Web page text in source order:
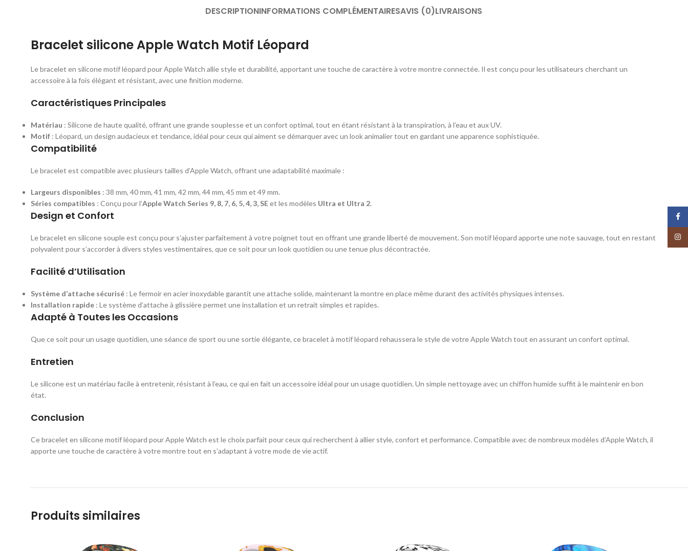
DESCRIPTIONINFORMATIONS COMPLÉMENTAIRESAVIS (0)LIVRAISONS
Bracelet silicone Apple Watch Motif Léopard
Le bracelet en silicone motif léopard pour Apple Watch allie style et durabilité, apportant une touche de caractère à votre montre connectée. Il est conçu pour les utilisateurs cherchant un
accessoire à la fois élégant et résistant, avec une finition moderne.
Caractéristiques Principales
Matériau : Silicone de haute qualité, offrant une grande souplesse et un confort optimal, tout en étant résistant à la transpiration, à l’eau et aux UV.
Motif : Léopard, un design audacieux et tendance, idéal pour ceux qui aiment se démarquer avec un look animalier tout en gardant une apparence sophistiquée.
Compatibilité
Le bracelet est compatible avec plusieurs tailles d’Apple Watch, offrant une adaptabilité maximale :
Largeurs disponibles : 38 mm, 40 mm, 41 mm, 42 mm, 44 mm, 45 mm et 49 mm.
Séries compatibles : Conçu pour l’Apple Watch Series 9, 8, 7, 6, 5, 4, 3, SEet les modèles Ultra et Ultra 2.
Design et Confort
Le bracelet en silicone souple est conçu pour s’ajuster parfaitement à votre poignet tout en offrant une grande liberté de mouvement. Son motif léopard apporte une note sauvage, tout en restant
polyvalent pour s’accorder à divers styles vestimentaires, que ce soit pour un look quotidien ou une tenue plus décontractée.
Facilité d’Utilisation
Système d’attache sécurisé : Le fermoir en acier inoxydable garantit une attache solide, maintenant la montre en place même durant des activités physiques intenses.
Installation rapide : Le système d’attache à glissière permet une installation et un retrait simples et rapides.
Adapté à Toutes les Occasions
Que ce soit pour un usage quotidien, une séance de sport ou une sortie élégante, ce bracelet à motif léopard rehaussera le style de votre Apple Watch tout en assurant un confort optimal.
Entretien
Le silicone est un matériau facile à entretenir, résistant à l’eau, ce qui en fait un accessoire idéal pour un usage quotidien. Un simple nettoyage avec un chiffon humide suffit à le maintenir en bon
état.
Conclusion
Ce bracelet en silicone motif léopard pour Apple Watch est le choix parfait pour ceux qui recherchent à allier style, confort et performance. Compatible avec de nombreux modèles d’Apple Watch, il
apporte une touche de caractère à votre montre tout en s’adaptant à votre mode de vie actif.
Produits similaires